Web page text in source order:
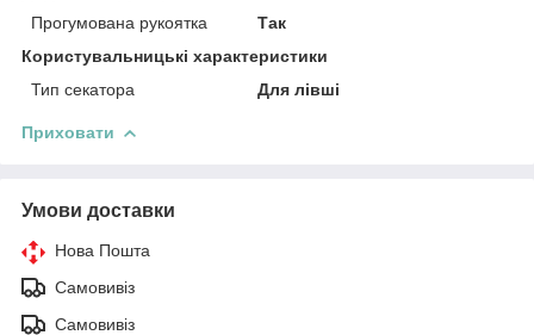
Прогумована рукоятка
Так
Користувальницькі характеристики
Тип секатора
Для лівші
Приховати
Умови доставки
Нова Пошта
Самовивіз
Самовивіз